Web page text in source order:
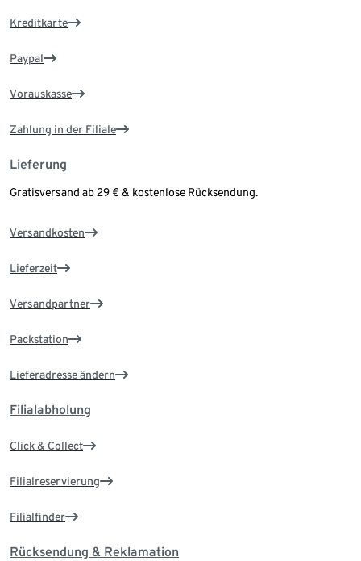
Kreditkarte
Paypal
Vorauskasse
Zahlung in der Filiale
Lieferung
Gratisversand ab 29 € & kostenlose Rücksendung.
Versandkosten
Lieferzeit
Versandpartner
Packstation
Lieferadresse ändern
Filialabholung
Click & Collect
Filialreservierung
Filialfinder
Rücksendung & Reklamation